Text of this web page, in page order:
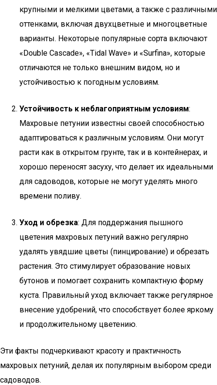
крупными и мелкими цветами, а также с различными
оттенками, включая двухцветные и многоцветные
варианты. Некоторые популярные сорта включают
«Double Cascade», «Tidal Wave» и «Surfina», которые
отличаются не только внешним видом, но и
устойчивостью к погодным условиям.
Устойчивость к неблагоприятным условиям:
Махровые петунии известны своей способностью
адаптироваться к различным условиям. Они могут
расти как в открытом грунте, так и в контейнерах, и
хорошо переносят засуху, что делает их идеальными
для садоводов, которые не могут уделять много
времени поливу.
Уход и обрезка: Для поддержания пышного
цветения махровых петуний важно регулярно
удалять увядшие цветы (пинцирование) и обрезать
растения. Это стимулирует образование новых
бутонов и помогает сохранить компактную форму
куста. Правильный уход включает также регулярное
внесение удобрений, что способствует более яркому
и продолжительному цветению.
Эти факты подчеркивают красоту и практичность
махровых петуний, делая их популярным выбором среди
садоводов.